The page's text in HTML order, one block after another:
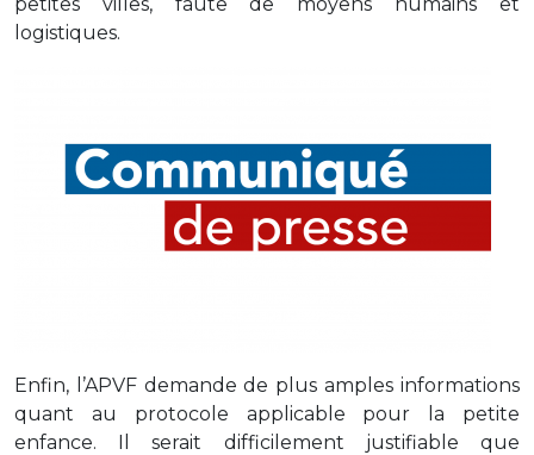
logistiques.
Enfin, l’APVF demande de plus amples informations
quant au protocole applicable pour la petite
enfance. Il serait difficilement justifiable que